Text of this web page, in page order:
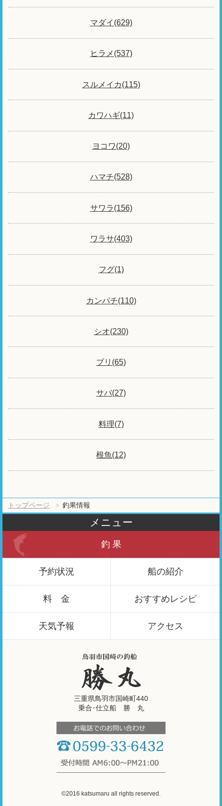
マダイ(629)
ヒラメ(537)
スルメイカ(115)
カワハギ(11)
ヨコワ(20)
ハマチ(528)
サワラ(156)
ワラサ(403)
フグ(1)
カンパチ(110)
シオ(230)
ブリ(65)
サバ(27)
料理(7)
根魚(12)
トップページ 釣果情報
メニュー
釣 果
予約状況 船の紹介
料 金 おすすめレシピ
天気予報 アクセス
三重県鳥羽市国崎町440
乗合･仕立船 勝 丸
©2016 katsumaru all rights reserved.